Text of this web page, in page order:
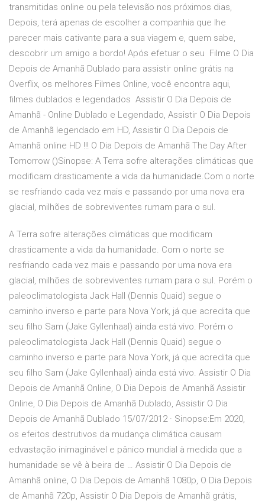
transmitidas online ou pela televisão nos próximos dias,
Depois, terá apenas de escolher a companhia que lhe
parecer mais cativante para a sua viagem e, quem sabe,
descobrir um amigo a bordo! Após efetuar o seu Filme O Dia
Depois de Amanhã Dublado para assistir online grátis na
Overflix, os melhores Filmes Online, você encontra aqui,
filmes dublados e legendados Assistir O Dia Depois de
Amanhã - Online Dublado e Legendado, Assistir O Dia Depois
de Amanhã legendado em HD, Assistir O Dia Depois de
Amanhã online HD !!! O Dia Depois de Amanhã The Day After
Tomorrow ()Sinopse: A Terra sofre alterações climáticas que
modificam drasticamente a vida da humanidade.Com o norte
se resfriando cada vez mais e passando por uma nova era
glacial, milhões de sobreviventes rumam para o sul.
A Terra sofre alterações climáticas que modificam
drasticamente a vida da humanidade. Com o norte se
resfriando cada vez mais e passando por uma nova era
glacial, milhões de sobreviventes rumam para o sul. Porém o
paleoclimatologista Jack Hall (Dennis Quaid) segue o
caminho inverso e parte para Nova York, já que acredita que
seu filho Sam (Jake Gyllenhaal) ainda está vivo. Porém o
paleoclimatologista Jack Hall (Dennis Quaid) segue o
caminho inverso e parte para Nova York, já que acredita que
seu filho Sam (Jake Gyllenhaal) ainda está vivo. Assistir O Dia
Depois de Amanhã Online, O Dia Depois de Amanhã Assistir
Online, O Dia Depois de Amanhã Dublado, Assistir O Dia
Depois de Amanhã Dublado 15/07/2012 · Sinopse:Em 2020,
os efeitos destrutivos da mudança climática causam
edvastação inimaginável e pânico mundial à medida que a
humanidade se vê à beira de … Assistir O Dia Depois de
Amanhã online, O Dia Depois de Amanhã 1080p, O Dia Depois
de Amanhã 720p, Assistir O Dia Depois de Amanhã grátis,